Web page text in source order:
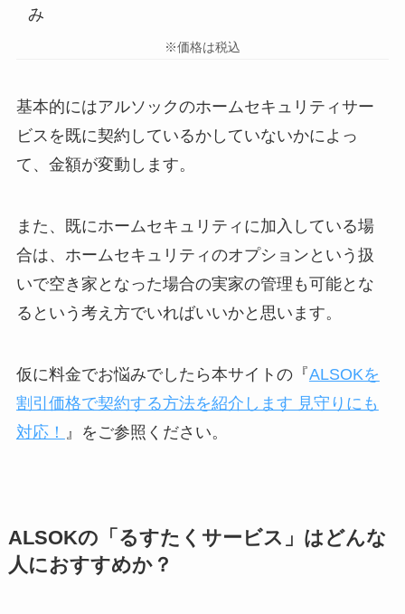
み
※価格は税込
基本的にはアルソックのホームセキュリティサー
ビスを既に契約しているかしていないかによっ
て、金額が変動します。
また、既にホームセキュリティに加入している場
合は、ホームセキュリティのオプションという扱
いで空き家となった場合の実家の管理も可能とな
るという考え方でいればいいかと思います。
仮に料金でお悩みでしたら本サイトの『ALSOKを
割引価格で契約する方法を紹介します 見守りにも
対応！
』をご参照ください。
ALSOKの「るすたくサービス」はどんな
人におすすめか？